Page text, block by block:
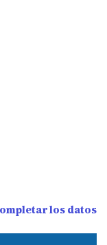
los datos